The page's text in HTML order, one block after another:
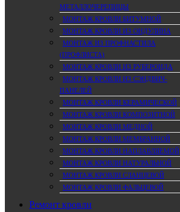
МЕТАЛЛОЧЕРЕПИЦЫ
МОНТАЖ КРОВЛИ БИТУМНОЙ
МОНТАЖ КРОВЛИ ИЗ ОНДУЛИНА
МОНТАЖ ИЗ ПРОФНАСТИЛА
(ПРОФЛИСТА)
МОНТАЖ КРОВЛИ ИЗ РУБЕРОИДА
МОНТАЖ КРОВЛИ ИЗ СЭНДВИЧ-
ПАНЕЛЕЙ
МОНТАЖ КРОВЛИ КЕРАМИЧЕСКОЙ
МОНТАЖ КРОВЛИ КОМПОЗИТНОЙ
МОНТАЖ КРОВЛИ МЕДНОЙ
МОНТАЖ КРОВЛИ МЕМБРАННОЙ
МОНТАЖ КРОВЛИ НАПЛАВЛЯЕМОЙ
МОНТАЖ КРОВЛИ НАТУРАЛЬНОЙ
МОНТАЖ КРОВЛИ СЛАНЦЕВОЙ
МОНТАЖ КРОВЛИ ФАЛЬЦЕВОЙ
Ремонт кровли